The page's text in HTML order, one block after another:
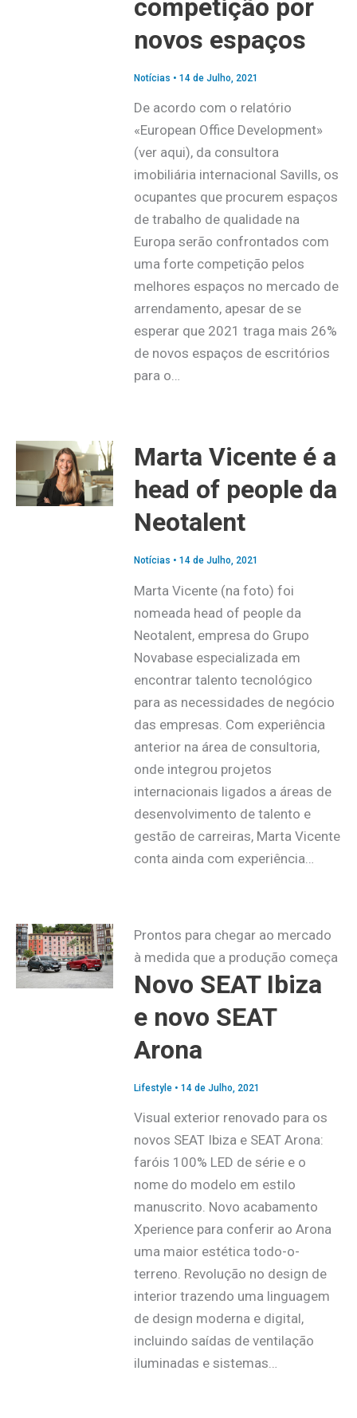
competição por
novos espaços
Notícias • 14 de Julho, 2021
De acordo com o relatório
«European Office Development»
(ver aqui), da consultora
imobiliária internacional Savills, os
ocupantes que procurem espaços
de trabalho de qualidade na
Europa serão confrontados com
uma forte competição pelos
melhores espaços no mercado de
arrendamento, apesar de se
esperar que 2021 traga mais 26%
de novos espaços de escritórios
para o…
Marta Vicente é a
head of people da
Neotalent
Notícias • 14 de Julho, 2021
Marta Vicente (na foto) foi
nomeada head of people da
Neotalent, empresa do Grupo
Novabase especializada em
encontrar talento tecnológico
para as necessidades de negócio
das empresas. Com experiência
anterior na área de consultoria,
onde integrou projetos
internacionais ligados a áreas de
desenvolvimento de talento e
gestão de carreiras, Marta Vicente
conta ainda com experiência…
Prontos para chegar ao mercado
à medida que a produção começa
Novo SEAT Ibiza
e novo SEAT
Arona
Lifestyle• 14 de Julho, 2021
Visual exterior renovado para os
novos SEAT Ibiza e SEAT Arona:
faróis 100% LED de série e o
nome do modelo em estilo
manuscrito. Novo acabamento
Xperience para conferir ao Arona
uma maior estética todo-o-
terreno. Revolução no design de
interior trazendo uma linguagem
de design moderna e digital,
incluindo saídas de ventilação
iluminadas e sistemas…